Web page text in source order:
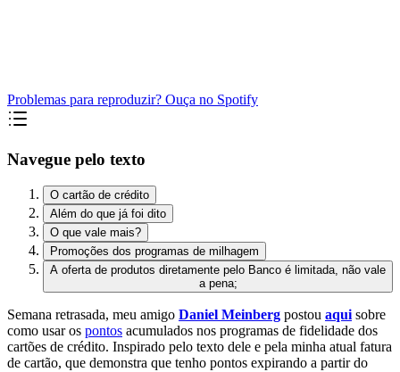
Problemas para reproduzir? Ouça no Spotify
Navegue pelo texto
O cartão de crédito
Além do que já foi dito
O que vale mais?
Promoções dos programas de milhagem
A oferta de produtos diretamente pelo Banco é limitada, não vale
a pena;
Semana retrasada, meu amigo Daniel Meinberg postou aqui sobre
como usar os pontos acumulados nos programas de fidelidade dos
cartões de crédito. Inspirado pelo texto dele e pela minha atual fatura
de cartão, que demonstra que tenho pontos expirando a partir do